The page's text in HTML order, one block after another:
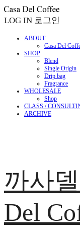
LOG IN 로그인
ABOUT
Casa Del
SHOP
Blend
Single Origin
Drip bag
Fragrance
WHOLESALE
Shop
CLASS /
ARCHIVE
까사
Del